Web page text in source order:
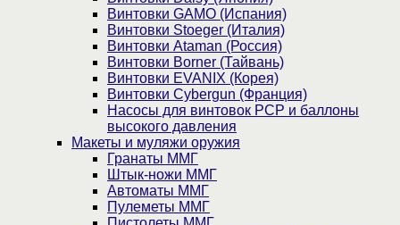
Винтовки GAMO (Испания)
Винтовки Stoeger (Италия)
Винтовки Ataman (Россия)
Винтовки Borner (Тайвань)
Винтовки EVANIX (Корея)
Винтовки Cybergun (Франция)
Насосы для винтовок PCP и баллоны
высокого давления
Макеты и муляжи оружия
Гранаты ММГ
Штык-ножи ММГ
Автоматы ММГ
Пулеметы ММГ